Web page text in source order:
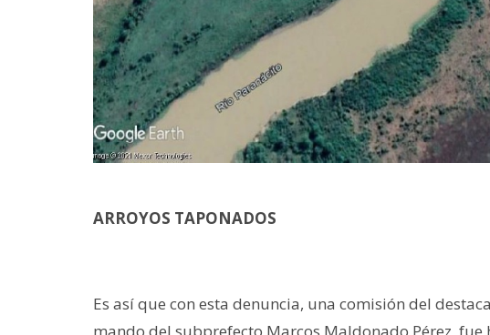
ARROYOS TAPONADOS
Es así que con esta denuncia, una comisión del